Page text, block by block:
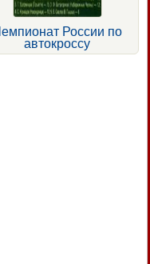
России по
автокроссу